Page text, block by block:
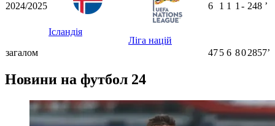
2024/2025
Ісландія
Ліга націй
6 1 1 1 - 248 ʼ
загалом 475 6 802857ʼ
Новини на футбол 24